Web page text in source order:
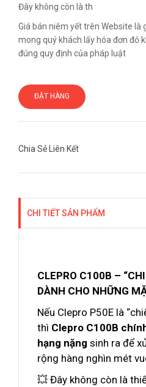
Đây không còn là th
Giá bán niêm yết trên Website là
mong quý khách lấy hóa đơn đỏ
đúng quy định của pháp luật
ĐẶT HÀNG
Chia Sẻ Liên Kết
CHI TIẾT SẢN PHẨM
CLEPRO C100B –
DÀNH CHO NHỮNG
Nếu Clepro P50E là
thì Clepro C100B
hạng nặng sinh ra để
rộng hàng nghìn mét
💥 Đây không còn là